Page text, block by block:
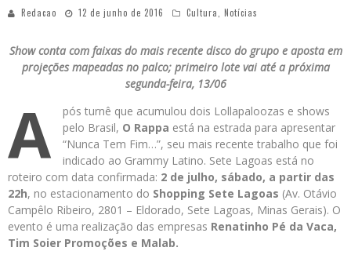
Redacao 12 de junho de 2016 Cultura, Notícias
Show conta com faixas do mais recente disco do grupo e aposta em
projeções mapeadas no palco; primeiro lote vai até a próxima
segunda-feira, 13/06
A
pós turnê que acumulou dois Lollapaloozas e shows
pelo Brasil, O Rappa está na estrada para apresentar
“Nunca Tem Fim…”, seu mais recente trabalho que foi
indicado ao Grammy Latino. Sete Lagoas está no
roteiro com data confirmada: 2 de julho, sábado, a partir das
22h, no estacionamento do Shopping Sete Lagoas (Av. Otávio
Campêlo Ribeiro, 2801 – Eldorado, Sete Lagoas, Minas Gerais). O
evento é uma realização das empresas Renatinho Pé da Vaca,
Tim Soier Promoções e Malab.